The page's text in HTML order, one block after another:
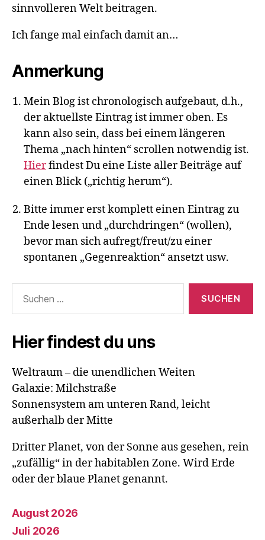
sinnvolleren Welt beitragen.
Ich fange mal einfach damit an…
Anmerkung
Mein Blog ist chronologisch aufgebaut, d.h.,
der aktuellste Eintrag ist immer oben. Es
kann also sein, dass bei einem längeren
Thema „nach hinten“ scrollen notwendig ist.
Hierfindest Du eine Liste aller Beiträge auf
einen Blick („richtig herum“).
Bitte immer erst komplett einen Eintrag zu
Ende lesen und „durchdringen“ (wollen),
bevor man sich aufregt/freut/zu einer
spontanen „Gegenreaktion“ ansetzt usw.
nach:
Hier findest du uns
Weltraum – die unendlichen Weiten
Galaxie: Milchstraße
Sonnensystem am unteren Rand, leicht
außerhalb der Mitte
Dritter Planet, von der Sonne aus gesehen, rein
„zufällig“ in der habitablen Zone. Wird Erde
oder der blaue Planet genannt.
August 2026
Juli 2026